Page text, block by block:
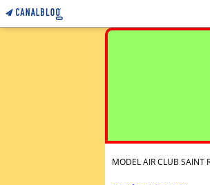
MODEL AIR CLUB SAINT